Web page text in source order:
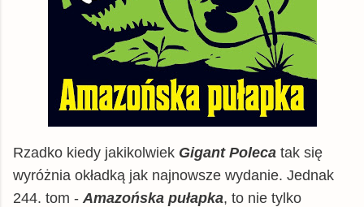
Rzadko kiedy jakikolwiek Gigant Poleca tak się
wyróżnia okładką jak najnowsze wydanie. Jednak
244. tom - Amazońska pułapka, to nie tylko